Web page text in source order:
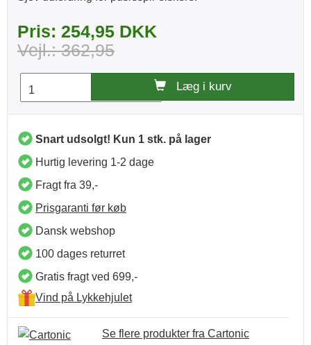
Pris: 254,95 DKK
Vejl.: 362,95
Læg i kurv
Snart udsolgt! Kun 1 stk. på lager
Hurtig levering 1-2 dage
Fragt fra 39,-
Prisgaranti før køb
Dansk webshop
100 dages returret
Gratis fragt ved 699,-
Vind på Lykkehjulet
Se flere produkter fra Cartonic